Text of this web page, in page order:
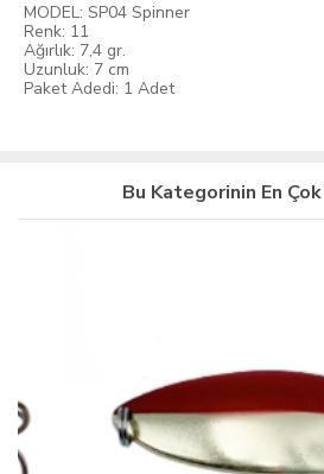
MODEL: SP04 Spinner
Renk: 11
Ağırlık: 7,4 gr.
Uzunluk: 7 cm
Paket Adedi: 1 Adet
Bu Kategorinin En